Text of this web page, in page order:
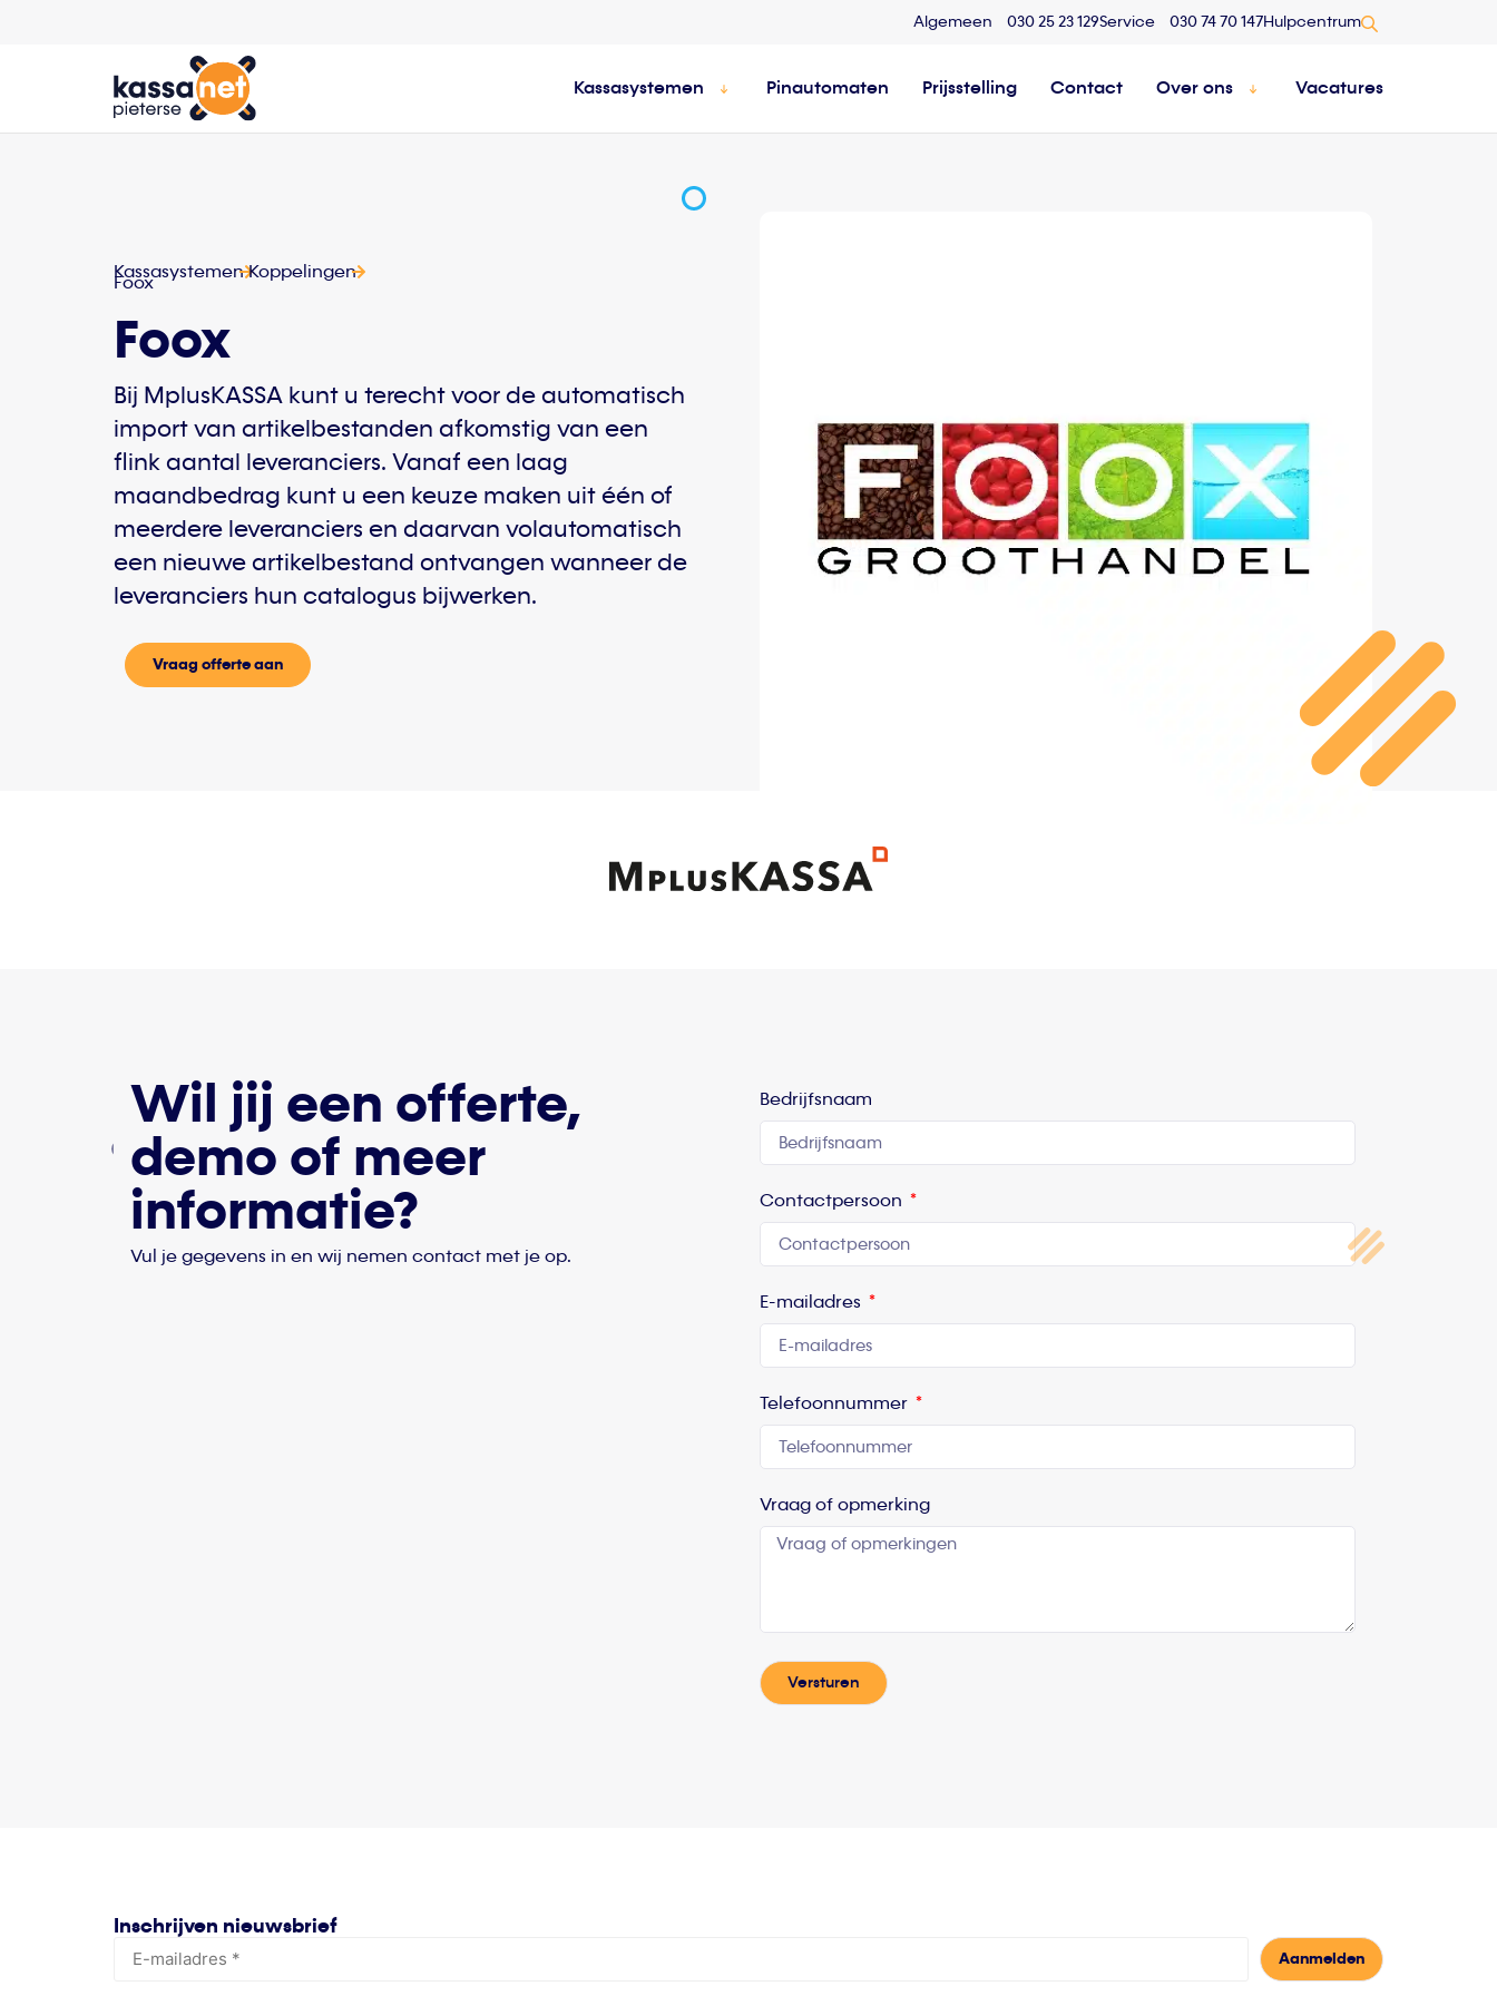
Algemeen 030 25 23 129Service 030 74 70 147Hulpcentrum
Kassasystemen Pinautomaten Prijsstelling Contact Over ons Vacatures
Kassasystemen Koppelingen
Foox
Foox
Bij MplusKASSA kunt u terecht voor de automatisch
import van artikelbestanden afkomstig van een
flink aantal leveranciers. Vanaf een laag
maandbedrag kunt u een keuze maken uit één of
meerdere leveranciers en daarvan volautomatisch
een nieuwe artikelbestand ontvangen wanneer de
leveranciers hun catalogus bijwerken.
Vraag offerte aan
Wil jij een offerte,
demo of meer
informatie?
Vul je gegevens in en wij nemen contact met je op.
Bedrijfsnaam
Contactpersoon
E-mailadres
Telefoonnummer
Vraag of opmerking
Versturen
Inschrijven nieuwsbrief